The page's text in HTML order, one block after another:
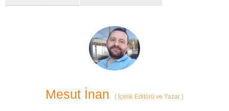
Mesut İnan ( İçerik Editörü ve Yazar )